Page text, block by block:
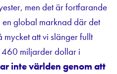
men det är fortfarande
global marknad där det
att vi slänger fullt
miljarder dollar i
inte världen genom att